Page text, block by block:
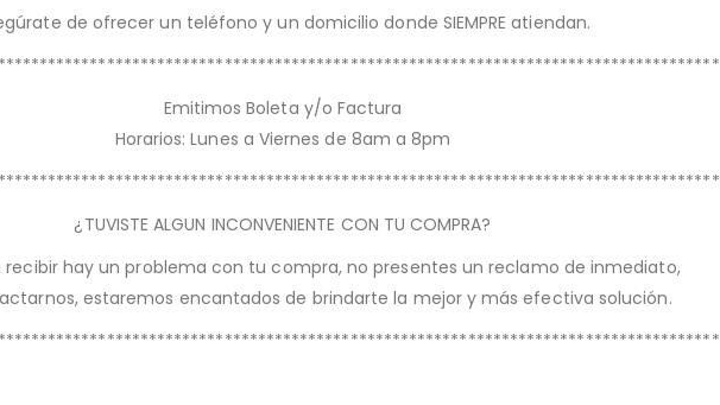
de ofrecer un teléfono y un domicilio donde SIEMPRE atiendan.
Emitimos Boleta y/o Factura
Horarios: Lunes a Viernes de 8am a 8pm
¿TUVISTE ALGUN INCONVENIENTE CON TU COMPRA?
recibir hay un problema con tu compra, no presentes un reclamo de inmediato,
estaremos encantados de brindarte la mejor y más efectiva solución.